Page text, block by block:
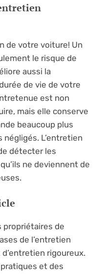
de votre voiture! Un
le risque de
aussi la
de vie de votre
est non
mais elle conserve
beaucoup plus
L’entretien
détecter les
ne deviennent de
propriétaires de
de l’entretien
rigoureux.
et des